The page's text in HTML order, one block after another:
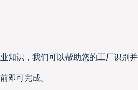
知识，我们可以帮助您的工厂识别
即可完成。